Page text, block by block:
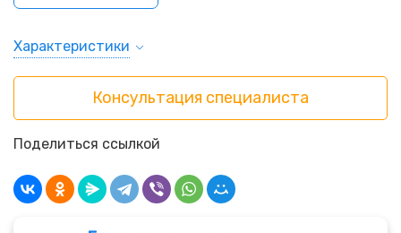
Характеристики
Консультация специалиста
Поделиться ссылкой